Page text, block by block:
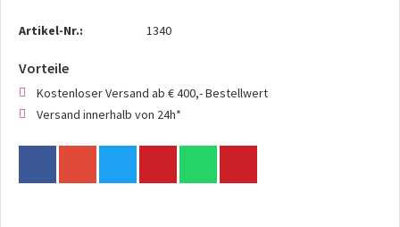
Artikel-Nr.: 1340
Vorteile
Kostenloser Versand ab € 400,- Bestellwert
Versand innerhalb von 24h*